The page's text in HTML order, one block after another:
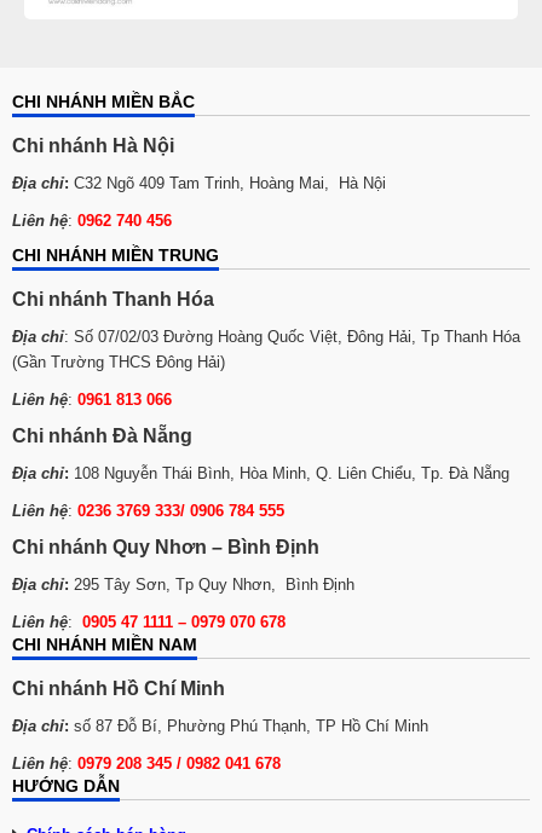
CHI NHÁNH MIỀN BẮC
Chi nhánh Hà Nội
Địa chỉ: C32 Ngõ 409 Tam Trinh, Hoàng Mai, Hà Nội
Liên hệ: 0962 740 456
CHI NHÁNH MIỀN TRUNG
Chi nhánh Thanh Hóa
Địa chỉ: Số 07/02/03 Đường Hoàng Quốc Việt, Đông Hải, Tp Thanh Hóa
(Gần Trường THCS Đông Hải)
Liên hệ: 0961 813 066
Chi nhánh Đà Nẵng
Địa chỉ: 108 Nguyễn Thái Bình, Hòa Minh, Q. Liên Chiểu, Tp. Đà Nẵng
Liên hệ: 0236 3769 333/ 0906 784 555
Chi nhánh Quy Nhơn – Bình Định
Địa chỉ: 295 Tây Sơn, Tp Quy Nhơn, Bình Định
Liên hệ: 0905 47 1111 – 0979 070 678
CHI NHÁNH MIỀN NAM
Chi nhánh Hồ Chí Minh
Địa chỉ: số 87 Đỗ Bí, Phường Phú Thạnh, TP Hồ Chí Minh
Liên hệ: 0979 208 345 / 0982 041 678
HƯỚNG DẪN